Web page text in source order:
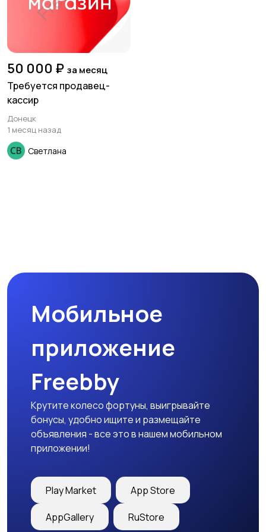
50 000 ₽ за месяц
Требуется продавец-
кассир
Донецк
1 месяц назад
Светлана
Мобильное
приложение
Freebby
Крутите колесо фортуны, выигрывайте
бонусы, удобно ищите и размещайте
объявления - все это в нашем мобильном
приложении!
Play Market App Store
AppGallery RuStore